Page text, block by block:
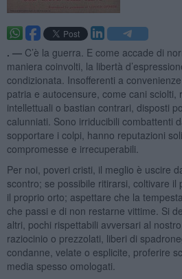
. — C’è la guerra. E come accade di
maniera coinvolti, la libertà
condizionata. Insofferenti a
patria e autocensure, come cani sciolti,
intellettuali o bastian contrari, disposti
calunniati. Sono irriducibili combattenti
sopportare i colpi, hanno reputazioni
compromesse e irrecuperabili.
Per noi, poveri cristi, il meglio è uscire
scontro; se possibile ritirarsi, coltivare il
il proprio orto; aspettare che la
che passi e di non restarne vittime. Si
altri, pochi rispettabili avversari al
raziocinio o prezzolati, liberi di
condanne, velate o esplicite, proferire
media spesso omologati.